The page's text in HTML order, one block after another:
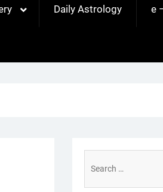
Daily Astrology e
for: